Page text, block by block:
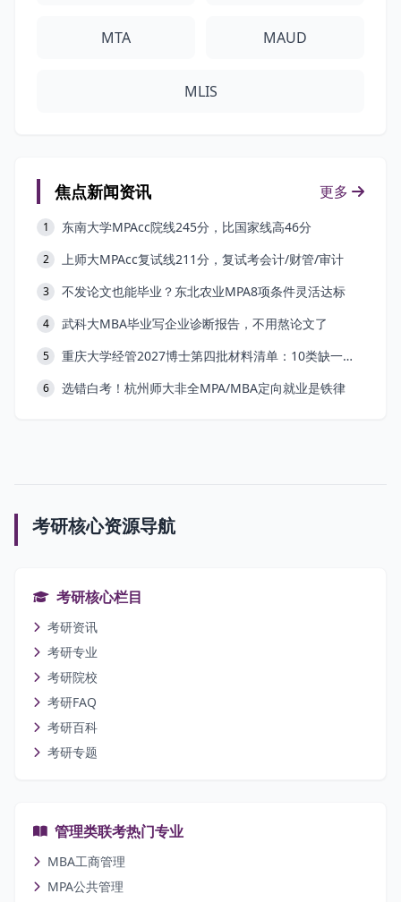
MTA MAUD
MLIS
焦点新闻资讯 更多
1 东南大学MPAcc院线245分，比国家线高46分
2 上师大MPAcc复试线211分，复试考会计/财管/审计
3 不发论文也能毕业？东北农业MPA8项条件灵活达标
4 武科大MBA毕业写企业诊断报告，不用熬论文了
5 重庆大学经管2027博士第四批材料清单：10类缺一不可
6 选错白考！杭州师大非全MPA/MBA定向就业是铁律
考研核心资源导航
考研核心栏目
考研资讯
考研专业
考研院校
考研FAQ
考研百科
考研专题
管理类联考热门专业
MBA工商管理
MPA公共管理